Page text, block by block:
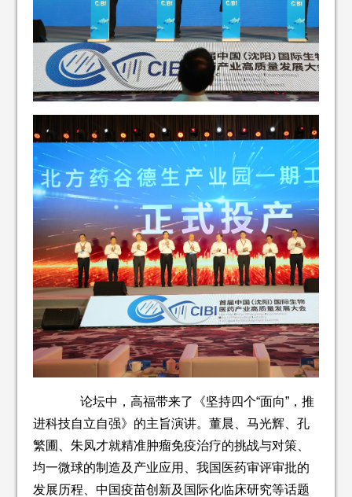
论坛中，高福带来了《坚持四个“面向”，推
进科技自立自强》的主旨演讲。董晨、马光辉、孔
繁圃、朱凤才就精准肿瘤免疫治疗的挑战与对策、
均一微球的制造及产业应用、我国医药审评审批的
发展历程、中国疫苗创新及国际化临床研究等话题